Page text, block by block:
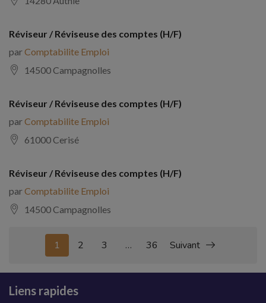
Réviseur / Réviseuse des comptes (H/F)
parComptabilite Emploi
14500 Campagnolles
Réviseur / Réviseuse des comptes (H/F)
parComptabilite Emploi
61000 Cerisé
Réviseur / Réviseuse des comptes (H/F)
parComptabilite Emploi
14500 Campagnolles
1 2 3 … 36 Suivant
Liens rapides